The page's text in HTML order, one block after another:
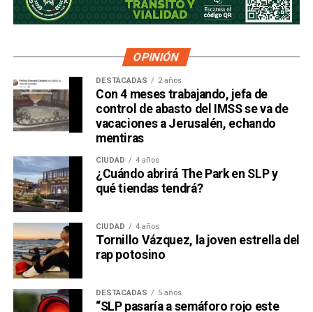
OPINIÓN
DESTACADAS 2 años
Con 4 meses trabajando, jefa de
control de abasto del IMSS se va de
vacaciones a Jerusalén, echando
mentiras
CIUDAD 4 años
¿Cuándo abrirá The Park en SLP y
qué tiendas tendrá?
CIUDAD 4 años
Tornillo Vázquez, la joven estrella del
rap potosino
DESTACADAS 5 años
“SLP pasaría a semáforo rojo este